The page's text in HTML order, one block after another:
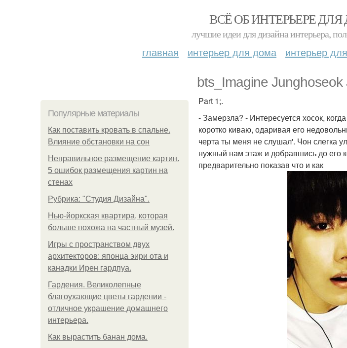
ВСЁ ОБ ИНТЕРЬЕРЕ
лучшие идеи для дизайна интерьера,
главная интерьер для дома интерьер
bts_Imagine Junghoseok
Популярные материалы
Как поставить кровать в спальне.
Влияние обстановки на сон
Неправильное размещение картин.
5 ошибок размещения картин на
стенах
Рубрика: "Студия Дизайна".
Нью-йоркская квартира, которая
больше похожа на частный музей.
Игры с пространством двух
архитекторов: японца эири ота и
канадки Ирен гардпуа.
Гардения. Великолепные
благоухающие цветы гардении -
отличное украшение домашнего
интерьера.
Как вырастить банан дома.
Part 1;.
- Замерзла? - Интересуется хосок,
коротко киваю, одаривая его
черта ты меня не слушал'. Чон слегка
нужный нам этаж и добравшись до его
предварительно показав что и как